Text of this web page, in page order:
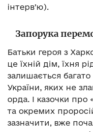
інтерв’ю).
Запорука
Батьки героя з
це їхній дім, їхня
залишається багато
України, яких не
орда. І казочки про
та окремих
зазначити, вже